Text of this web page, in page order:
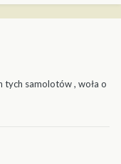
tych samolotów , woła o